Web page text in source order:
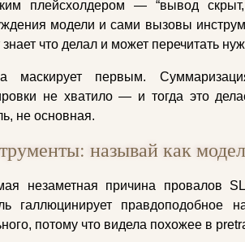
плейсхолдером — “вывод
модели и сами вызовы
знает что делал и может перечитать
маскирует первым.
не хватило — и тогда это
не основная.
называй как
незаметная причина провалов
галлюцинирует правдоподобное
потому что видела похожее в